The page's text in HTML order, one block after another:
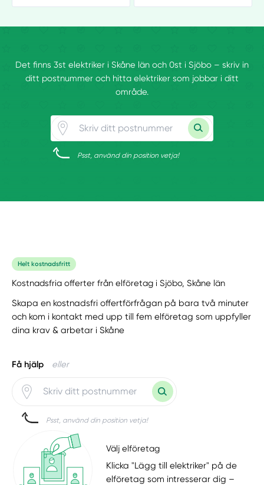
Det finns 3st elektriker i Skåne län och 0st i Sjöbo – skriv in
ditt postnummer och hitta elektriker som jobbar i ditt
område.
Psst, använd din position vetja!
Helt kostnadsfritt
Kostnadsfria offerter från elföretag i Sjöbo, Skåne län
Skapa en kostnadsfri offertförfrågan på bara två minuter
och kom i kontakt med upp till fem elföretag som uppfyller
dina krav & arbetar i Skåne
Få hjälp eller
Psst, använd din position vetja!
Välj elföretag
Klicka "Lägg till elektriker" på de
elföretag som intresserar dig –